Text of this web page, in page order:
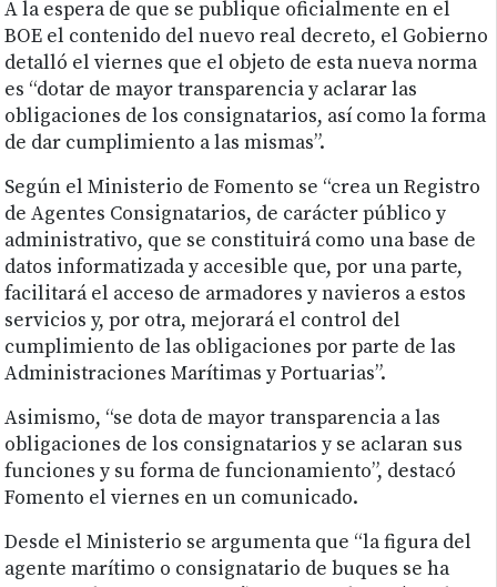
A la espera de que se publique oficialmente en el
BOE el contenido del nuevo real decreto, el Gobierno
detalló el viernes que el objeto de esta nueva norma
es “dotar de mayor transparencia y aclarar las
obligaciones de los consignatarios, así como la forma
de dar cumplimiento a las mismas”.
Según el Ministerio de Fomento se “crea un Registro
de Agentes Consignatarios, de carácter público y
administrativo, que se constituirá como una base de
datos informatizada y accesible que, por una parte,
facilitará el acceso de armadores y navieros a estos
servicios y, por otra, mejorará el control del
cumplimiento de las obligaciones por parte de las
Administraciones Marítimas y Portuarias”.
Asimismo, “se dota de mayor transparencia a las
obligaciones de los consignatarios y se aclaran sus
funciones y su forma de funcionamiento”, destacó
Fomento el viernes en un comunicado.
Desde el Ministerio se argumenta que “la figura del
agente marítimo o consignatario de buques se ha